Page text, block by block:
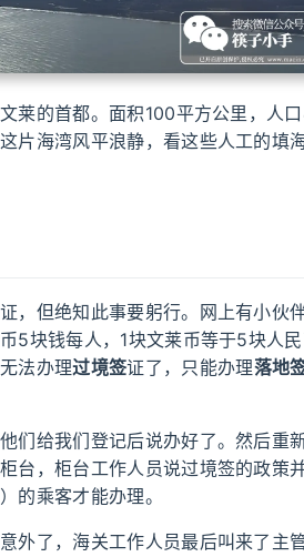
莱的首都。面积100平方公里，人
片海湾风平浪静，看这些人工的填
，但绝知此事要躬行。网上有小伙
5块钱每人，1块文莱币等于5块人
法办理过境签证了，只能办理落地
们给我们登记后说办好了。然后重
台，柜台工作人员说过境签的政策
的乘客才能办理。
外了，海关工作人员最后叫来了主